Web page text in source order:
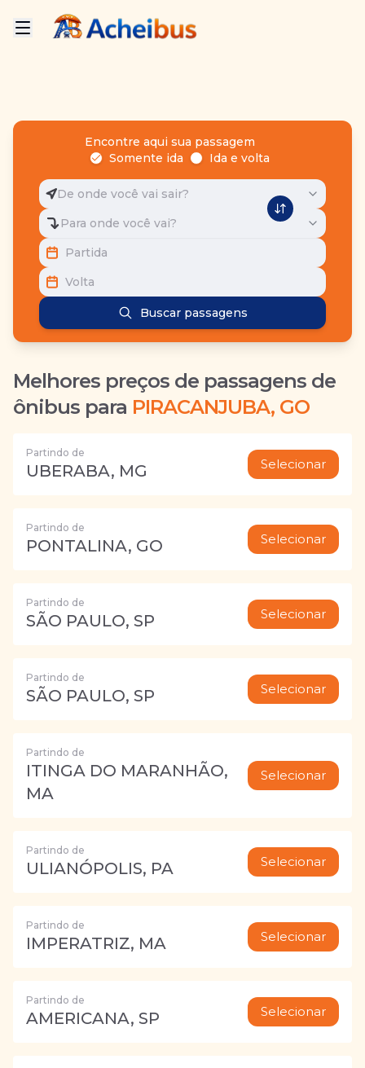
Encontre aqui sua passagem
Somente ida
Ida e volta
De onde você vai sair?
Para onde você vai?
Partida
Volta
Buscar passagens
Melhores preços de passagens de
ônibus para PIRACANJUBA, GO
Partindo de
UBERABA, MG Selecionar
Partindo de
PONTALINA, GO Selecionar
Partindo de
SÃO PAULO, SP Selecionar
Partindo de
SÃO PAULO, SP Selecionar
Partindo de
ITINGA DO MARANHÃO,
MA
Selecionar
Partindo de
ULIANÓPOLIS, PA Selecionar
Partindo de
IMPERATRIZ, MA Selecionar
Partindo de
AMERICANA, SP Selecionar